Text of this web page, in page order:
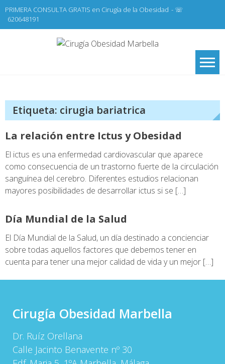
Skip
content
PRIMERA CONSULTA GRATIS en Cirugía de la Obesidad - ☏
620648191
Cirugía de la
Obesidad y Cirugía
General,
Laparoscopia
Etiqueta: cirugia bariatrica
La relación entre Ictus y Obesidad
El ictus es una enfermedad cardiovascular que aparece
como consecuencia de un trastorno fuerte de la circulación
sanguínea del cerebro. Diferentes estudios relacionan
mayores posibilidades de desarrollar ictus si se […]
Día Mundial de la Salud
El Día Mundial de la Salud, un día destinado a concienciar
sobre todas aquellos factores que debemos tener en
cuenta para tener una mejor calidad de vida y un mejor […]
Cirugía Obesidad Marbella
Dr. Ruíz Orellana
Calle Jacinto Benavente nº 30